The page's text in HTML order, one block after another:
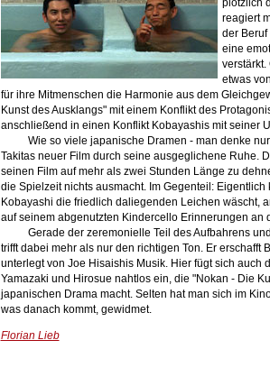
plötzlich
reagiert
der
eine
verstärkt.
etwas
für ihre Mitmenschen die Harmonie aus dem
Kunst des Ausklangs" mit einem Konflikt des
anschließend in einen Konflikt Kobayashis mit seiner
Wie so viele japanische Dramen - man denke
Takitas neuer Film durch seine ausgeglichene Ruhe.
seinen Film auf mehr als zwei Stunden Länge zu
die Spielzeit nichts ausmacht. Im Gegenteil:
Kobayashi die friedlich daliegenden Leichen wäscht,
auf seinem abgenutzten Kindercello Erinnerungen an
Gerade der zeremonielle Teil des Aufbahrens
trifft dabei mehr als nur den richtigen Ton. Er erschafft
unterlegt von Joe Hisaishis Musik. Hier fügt sich auch
Yamazaki und Hirosue nahtlos ein, die "Nokan - Die
japanischen Drama macht. Selten hat man sich im
was danach kommt, gewidmet.
Florian Lieb